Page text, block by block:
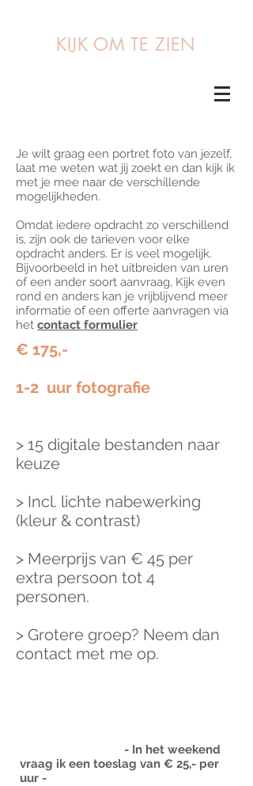
KIJK OM TE ZIEN
Je wilt graag een portret foto van jezelf,
laat me weten wat jij zoekt en dan kijk ik
met je mee naar de verschillende
mogelijkheden.
Omdat iedere opdracht zo verschillend
is, zijn ook de tarieven voor elke
opdracht anders. Er is veel mogelijk.
Bijvoorbeeld in het uitbreiden van uren
of een ander soort aanvraag, Kijk even
rond en anders kan je vrijblijvend meer
informatie of een offerte aanvragen via
het contact formulier
€ 175,-
1-2 uur fotografie
> 15 digitale bestanden naar
keuze
> Incl. lichte nabewerking
(kleur & contrast)
> Meerprijs van € 45 per
extra persoon tot 4
personen.
> Grotere groep? Neem dan
contact met me op.
- In het weekend
vraag ik een toeslag van € 25,- per
uur -